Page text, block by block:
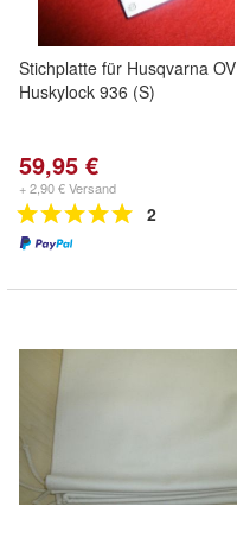
Stichplatte für Husqvarna OV
Huskylock 936 (S)
59,95 €
+ 2,90 € Versand
2